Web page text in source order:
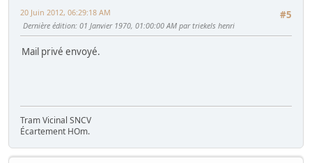
#5
20 Juin 2012, 06:29:18 AM
Dernière édition: 01 Janvier 1970, 01:00:00 AM par triekels henri
Mail privé envoyé.
Tram Vicinal SNCV
Écartement HOm.